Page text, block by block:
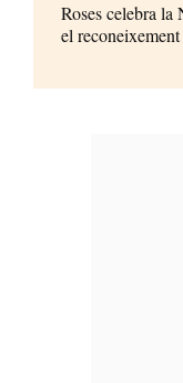
Roses celebra la
el